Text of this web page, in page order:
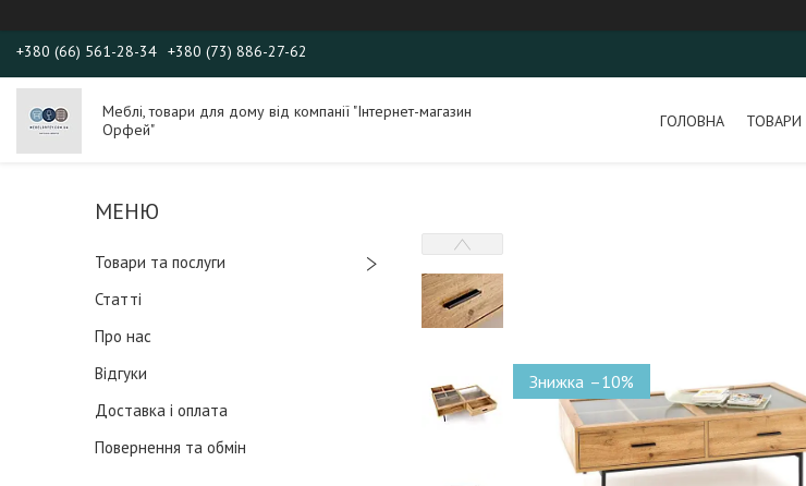
+380 (66) 561-28-34 +380 (73) 886-27-62
Меблі, товари для дому від компанії "Інтернет-магазин
Орфей"
ГОЛОВНА ТОВАРИ
Товари та послуги
Статті
Про нас
Відгуки
Доставка і оплата
Повернення та обмін
–10%